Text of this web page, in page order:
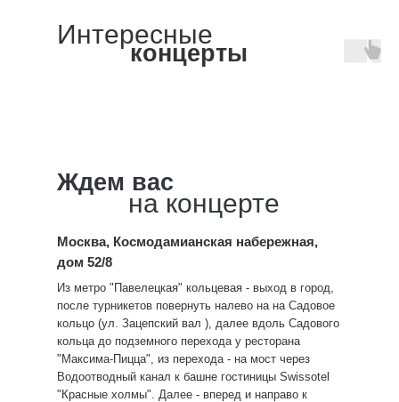
Интересные
концерты
на концерте
Ждем вас
Москва, Космодамианская набережная,
дом 52/8
Из метро "Павелецкая" кольцевая - выход в город,
после турникетов повернуть налево на на Садовое
кольцо (ул. Зацепский вал ), далее вдоль Садового
кольца до подземного перехода у ресторана
"Максима-Пицца", из перехода - на мост через
Водоотводный канал к башне гостиницы Swissotel
"Красные холмы". Далее - вперед и направо к